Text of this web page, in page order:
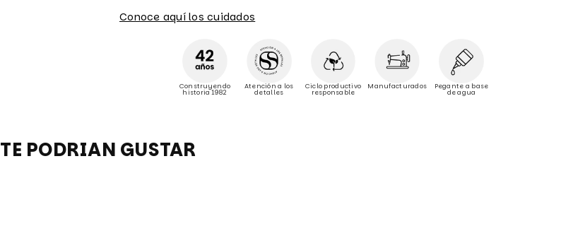
Conoce aquí los cuidados
Construyendo
historia 1982
Atención a los
detalles
Ciclo productivo
responsable
Manufacturados Pegante a base
de agua
TE PODRIAN GUSTAR